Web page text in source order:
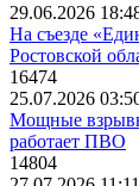
29.06.2026
На съезде
Ростовской
16474
25.07.2026
Мощные
работает ПВО
14804